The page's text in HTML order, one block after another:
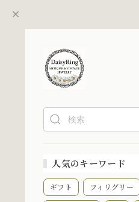
人気のキーワード
ギフト フィリグリー